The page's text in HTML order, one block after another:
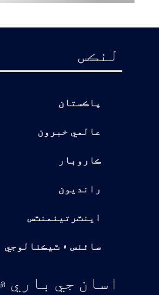
لنڪس
پاڪستان
عالمي خبرون
ڪاروبار
رانديون
اينٽرتينمنٽس
سائنس ۽ ٽيڪنالوجي
اسان جي باري ۾